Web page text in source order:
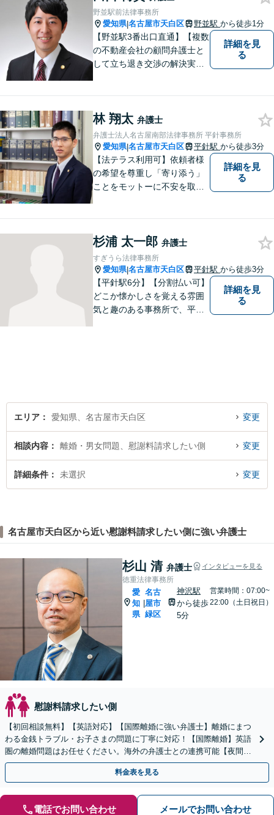
野並駅前法律事務所
愛知県|名古屋市天白区 野並駅 から徒歩1分
【野並駅3番出口直通】【複数
の不動産会社の顧問弁護士と
して立ち退き交渉の解決実績
被害者側に限る）、離婚、企
業及び個人事業主の顧問に関
する相談は初回相談無料で
す。
詳細を見
る
林 翔太 弁護士
弁護士法人名古屋南部法律事務所 平針事務所
愛知県|名古屋市天白区 平針駅 から徒歩3分
【法テラス利用可】依頼者様
の希望を尊重し「寄り添う」
ことをモットーに不安を取り
添った対応が可能です。お気
軽にご相談ください。
詳細を見
る
杉浦 太一郎 弁護士
すぎうら法律事務所
愛知県|名古屋市天白区 平針駅 から徒歩3分
【平針駅6分】【分割払い可】
どこか懐かしさを覚える雰囲
気と趣のある事務所で、平針
詳細を見
る
エリア 愛知県、名古屋市天白区 変更
相談内容 離婚・男女問題、慰謝料請求したい側 変更
詳細条件 未選択 変更
名古屋市天白区から近い慰謝料請求したい側に強い弁護士
杉山 清 弁護士 インタビューを見る
徳重法律事務所
愛
知
県
名古
屋市
緑区
神沢駅
から徒歩
5分
営業時間：07:00~
22:00（土日祝日）
慰謝料請求したい側
【初回相談無料】【英語対応】【国際離婚に強い弁護士】離婚にまつ
わる金銭トラブル・お子さまの問題に丁寧に対応！【国際離婚】英語
圏の離婚問題はお任せください。海外の弁護士との連携可能【夜間／
休日面談】【お子さま同席OK】【徳重駅／神沢駅5分】
料金表を見る
電話でお問い合わせ メールでお問い合わせ